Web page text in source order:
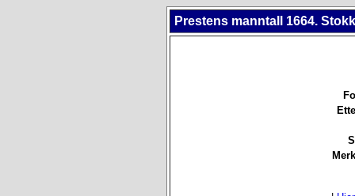
Prestens manntall 1664.